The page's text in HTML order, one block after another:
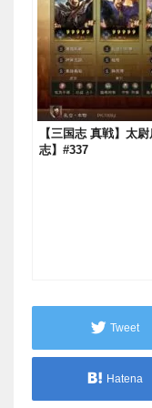
【三国志 真戦】太
志】#337
Tweet
Hatena